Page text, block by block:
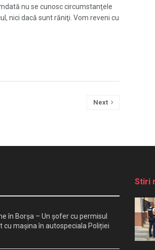
nu se cunosc circumstanţele
nici dacă sunt răniţi. Vom reveni cu
Next
în Borșa – Un șofer cu permisul
cu mașina în autospeciala Poliției
Stiri